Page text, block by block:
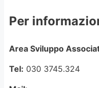
Per
Area Sviluppo
Tel: 030 3745.324